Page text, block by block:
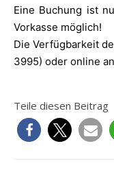
Eine Buchung ist
Vorkasse möglich!
Die Verfügbarkeit
3995) oder online
Teile diesen Beitrag